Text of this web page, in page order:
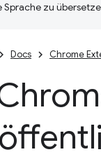
zu
Docs Chrome